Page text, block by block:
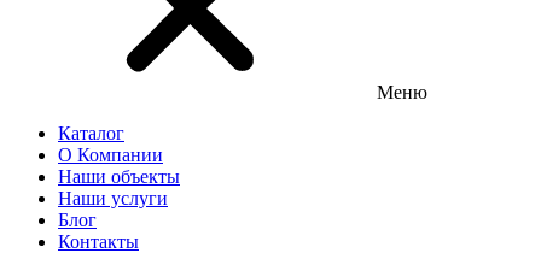
Меню
Каталог
О Компании
Наши объекты
Наши услуги
Блог
Контакты